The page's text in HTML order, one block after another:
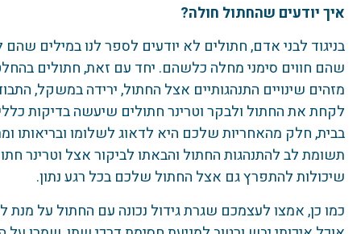
איך יודעים שהחתול חולה?
בניגוד לבני אדם, חתולים לא יודעים לספר לנו במילים
שהם חווים סימני מחלה כלשהם. יחד עם זאת, חתולים
מזהים שינויים התנהגותיים אצל החתול, ירידה במשקל,
לקחת את החתול ולבקר וטרינר חתולים שיעשה בדיקות
בבית, חלק מהאחריות שלכם היא לדאוג לשלומו ובריאותו
תשומת לב להתנהגות החתול והבאתו לביקור אצל וטרינר
שיכולות להתפרץ גם אצל החתול שלכם בכל רגע נתון.
כמו כן, אמצו לעצמכם שגרת גידול נכונה עם החתול על